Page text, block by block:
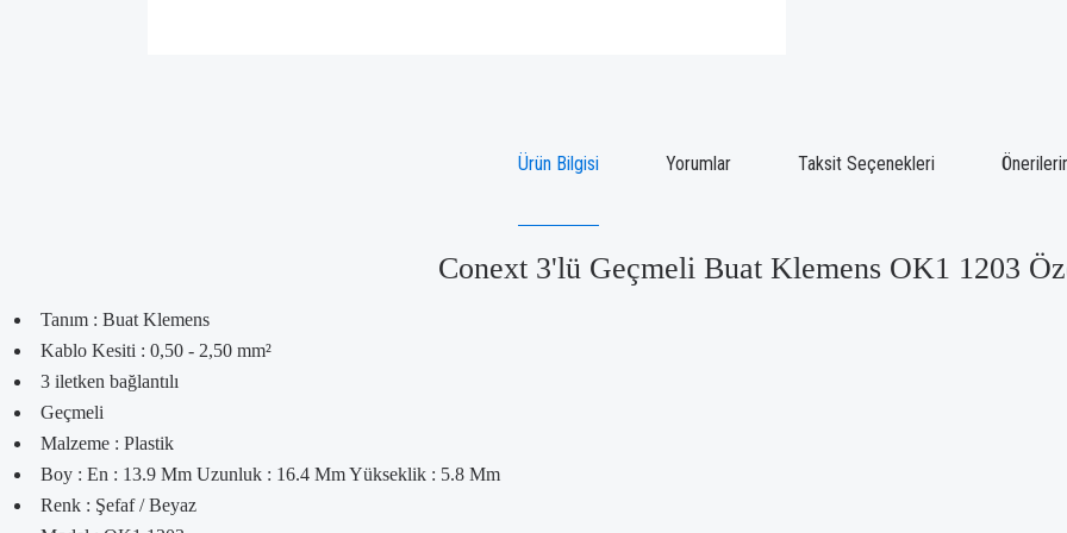
Ürün Bilgisi Yorumlar Taksit Seçenekleri
Conext 3'lü Geçmeli Buat Klemens OK1 1203
Tanım : Buat Klemens
Kablo Kesiti : 0,50 - 2,50 mm²
3 iletken bağlantılı
Geçmeli
Malzeme : Plastik
Boy : En : 13.9 Mm Uzunluk : 16.4 Mm Yükseklik : 5.8 Mm
Renk : Şefaf / Beyaz